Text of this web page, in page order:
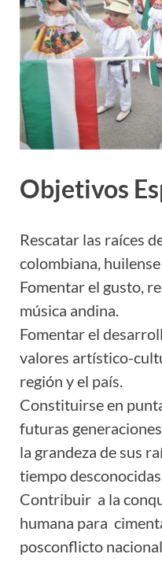
Objetivos
Rescatar las raíces
colombiana,
Fomentar el gusto,
música andina.
Fomentar el
valores artístico-
región y el país.
Constituirse en
futuras
la grandeza de sus
tiempo desconocidas.
Contribuir a la
humana para
posconflicto nacional.